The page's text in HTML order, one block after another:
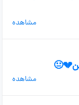
مشاهده
مشاهده